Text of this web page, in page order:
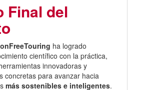
Final del
ha logrado
científico con la práctica,
innovadoras y
concretas para avanzar hacia
más sostenibles e inteligentes.